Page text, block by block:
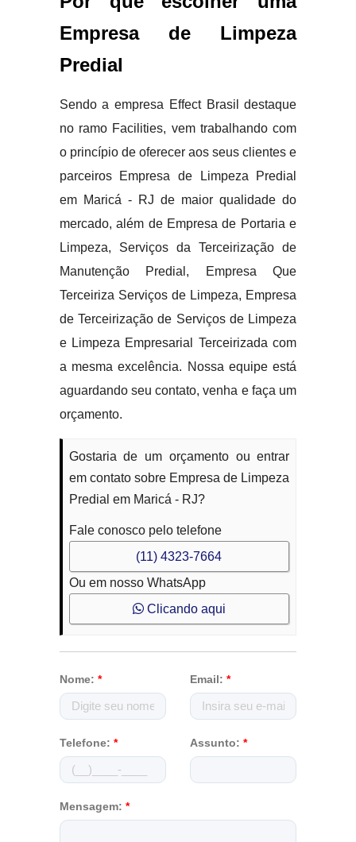
Empresa de Limpeza
Predial
Sendo a empresa Effect Brasil destaque
no ramo Facilities, vem trabalhando com
o princípio de oferecer aos seus clientes e
parceiros Empresa de Limpeza Predial
em Maricá - RJ de maior qualidade do
mercado, além de Empresa de Portaria e
Limpeza, Serviços da Terceirização de
Manutenção Predial, Empresa Que
Terceiriza Serviços de Limpeza, Empresa
de Terceirização de Serviços de Limpeza
e Limpeza Empresarial Terceirizada com
a mesma excelência. Nossa equipe está
aguardando seu contato, venha e faça um
orçamento.
Gostaria de um orçamento ou entrar
em contato sobre Empresa de Limpeza
Predial em Maricá - RJ?
Fale conosco pelo telefone
(11) 4323-7664
Ou em nosso WhatsApp
Clicando aqui
Nome: * Email: *
Telefone: * Assunto: *
Mensagem: *